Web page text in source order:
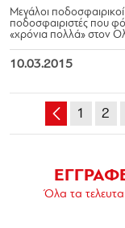
Μεγάλοι
ποδοσφαιριστές που
«χρόνια πολλά» στον
10.03.2015
1 2
Όλα τα